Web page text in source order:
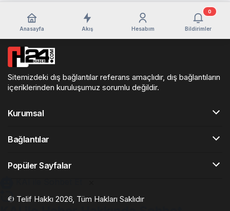
Anasayfa Akış Hesabım Bildirimler
0
Sitemizdeki dış bağlantılar referans amaçlıdır, dış bağlantıların
içeriklerinden kuruluşumuz sorumlu değildir.
Kurumsal
Bağlantılar
Popüler Sayfalar
© Telif Hakkı 2026, Tüm Hakları Saklıdır